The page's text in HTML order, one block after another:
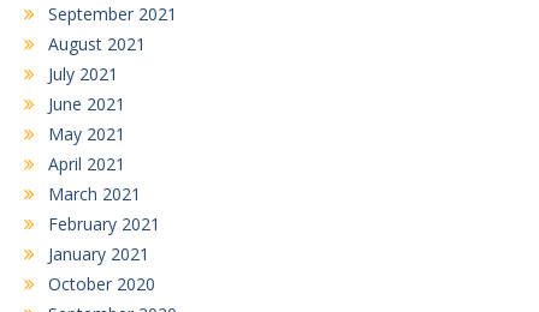
September 2021
August 2021
July 2021
June 2021
May 2021
April 2021
March 2021
February 2021
January 2021
October 2020